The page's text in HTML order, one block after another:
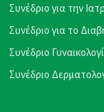
Συνέδριο για την
Συνέδριο για το
Συνέδριο
Συνέδριο